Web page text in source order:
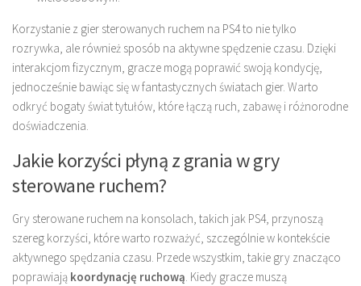
Korzystanie z gier sterowanych ruchem na PS4 to nie tylko
rozrywka, ale również sposób na aktywne spędzenie czasu. Dzięki
interakcjom fizycznym, gracze mogą poprawić swoją kondycję,
jednocześnie bawiąc się w fantastycznych światach gier. Warto
odkryć bogaty świat tytułów, które łączą ruch, zabawę i różnorodne
doświadczenia.
Jakie korzyści płyną z grania w gry
sterowane ruchem?
Gry sterowane ruchem na konsolach, takich jak PS4, przynoszą
szereg korzyści, które warto rozważyć, szczególnie w kontekście
aktywnego spędzania czasu. Przede wszystkim, takie gry znacząco
poprawiają koordynację ruchową. Kiedy gracze muszą